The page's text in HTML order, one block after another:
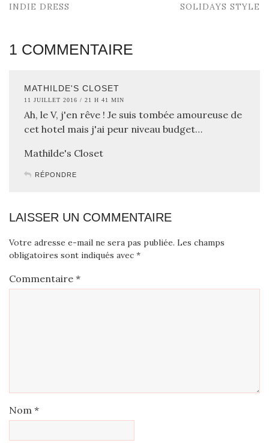
INDIE DRESS SOLIDAYS STYLE
1 COMMENTAIRE
MATHILDE'S CLOSET
11 JUILLET 2016 / 21 H 41 MIN
Ah, le V, j'en rêve ! Je suis tombée amoureuse de
cet hotel mais j'ai peur niveau budget…
Mathilde's Closet
RÉPONDRE
LAISSER UN COMMENTAIRE
Votre adresse e-mail ne sera pas publiée. Les champs
obligatoires sont indiqués avec *
Commentaire *
Nom *